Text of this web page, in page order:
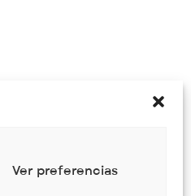
Ver preferencias